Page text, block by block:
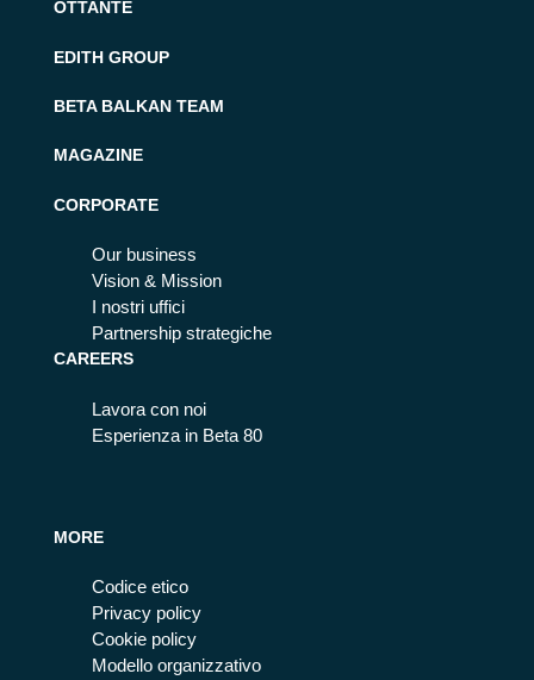
OTTANTE
EDITH GROUP
BETA BALKAN TEAM
MAGAZINE
CORPORATE
Our business
Vision & Mission
I nostri uffici
Partnership strategiche
CAREERS
Lavora con noi
Esperienza in Beta 80
MORE
Codice etico
Privacy policy
Cookie policy
Modello organizzativo